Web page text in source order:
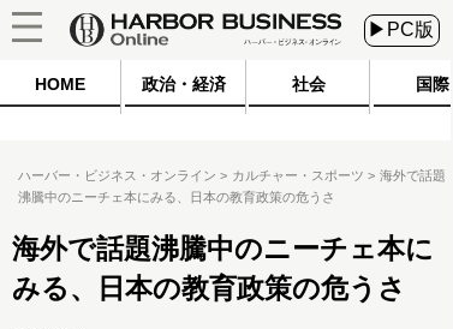
▶PC版
HOME 政治・経済 社会 国際
ハーバー・ビジネス・オンライン カルチャー・スポーツ
海外で話題
沸騰中のニーチェ本にみる、日本の教育政策の危うさ
海外で話題沸騰中のニーチェ本に
みる、日本の教育政策の危うさ